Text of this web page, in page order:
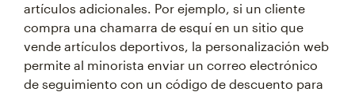
artículos adicionales. Por ejemplo, si un cliente
compra una chamarra de esquí en un sitio que
vende artículos deportivos, la personalización web
permite al minorista enviar un correo electrónico
de seguimiento con un código de descuento para